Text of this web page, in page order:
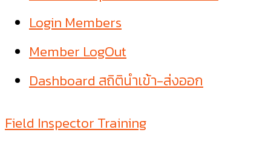
Login Members
Member LogOut
Dashboard สถิตินำเข้า-ส่งออก
Field Inspector Training